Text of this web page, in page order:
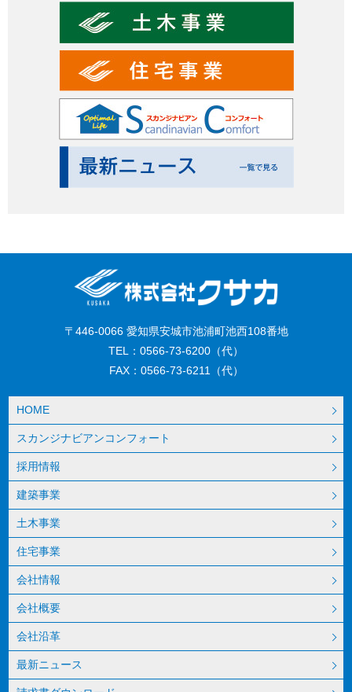
〒446-0066 愛知県安城市池浦町池西108番地
TEL：0566-73-6200（代）
FAX：0566-73-6211（代）
HOME
スカンジナビアンコンフォート
採用情報
建築事業
土木事業
住宅事業
会社情報
会社概要
会社沿革
最新ニュース